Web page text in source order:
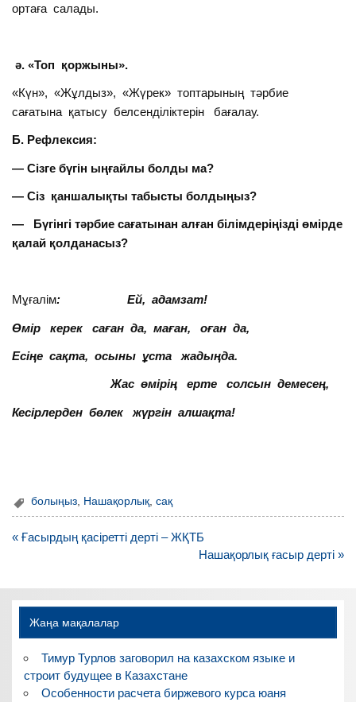
ортаға салады.
ә. «Топ қоржыны».
«Күн», «Жұлдыз», «Жүрек» топтарының тәрбие
сағатына қатысу белсенділіктерін бағалау.
Б. Рефлексия:
— Сізге бүгін ыңғайлы болды ма?
— Сіз қаншалықты табысты болдыңыз?
— Бүгінгі тәрбие сағатынан алған білімдеріңізді өмірде
қалай қолданасыз?
Мұғалім: Ей, адамзат!
Өмір керек саған да, маған, оған да,
Есіңе сақта, осыны ұста жадыңда.
Жас өмірің ерте солсын демесең,
Кесірлерден бөлек жүргін алшақта!
болыңыз, Нашақорлық,сақ
Навигация
« Ғасырдың қасіретті дерті – ЖҚТБ
Нашақорлық ғасыр дерті »
Жаңа мақалалар
Тимур Турлов заговорил на казахском языке и
строит будущее в Казахстане
Особенности расчета биржевого курса юаня